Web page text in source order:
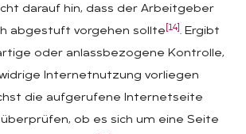
darauf hin, dass der Arbeitgeber
abgestuft vorgehen sollte [14] . Ergibt
oder anlassbezogene Kontrolle,
Internetnutzung vorliegen
die aufgerufene Internetseite
ob es sich um eine Seite